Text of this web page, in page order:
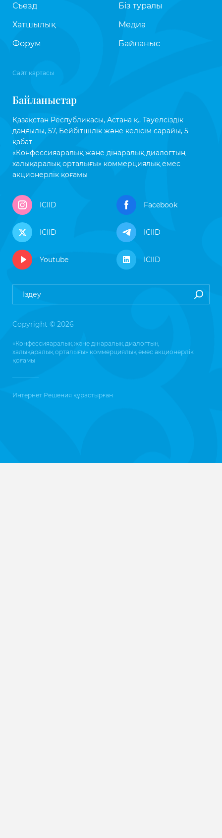
Съезд
Хатшылық
Форум
Біз туралы
Медиа
Байланыс
Сайт картасы
Байланыстар
Қазақстан Республикасы, Астана қ., Тәуелсіздік
даңғылы, 57, Бейбітшілік және келісім сарайы, 5
қабат
«Конфессияаралық және дінаралық диалогтың
халықаралық орталығы» коммерциялық емес
акционерлік қоғамы
ICIID Facebook
ICIID ICIID
Youtube ICIID
Copyright © 2026
«Конфессияаралық және дінаралық диалогтың
халықаралық орталығы» коммерциялық емес акционерлік
қоғамы
Интернет Решения құрастырған